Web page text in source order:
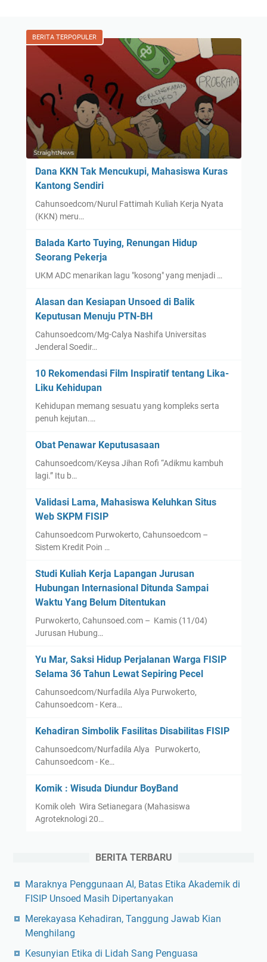
BERITA TERPOPULER
Dana KKN Tak Mencukupi, Mahasiswa Kuras
Kantong Sendiri
Cahunsoedcom/Nurul Fattimah Kuliah Kerja Nyata
(KKN) meru…
Balada Karto Tuying, Renungan Hidup
Seorang Pekerja
UKM ADC menarikan lagu "kosong" yang menjadi …
Alasan dan Kesiapan Unsoed di Balik
Keputusan Menuju PTN-BH
Cahunsoedcom/Mg-Calya Nashifa Universitas
Jenderal Soedir…
10 Rekomendasi Film Inspiratif tentang Lika-
Liku Kehidupan
Kehidupan memang sesuatu yang kompleks serta
penuh kejutan.…
Obat Penawar Keputusasaan
Cahunsoedcom/Keysa Jihan Rofi “Adikmu kambuh
lagi.” Itu b…
Validasi Lama, Mahasiswa Keluhkan Situs
Web SKPM FISIP
Cahunsoedcom Purwokerto, Cahunsoedcom –
Sistem Kredit Poin …
Studi Kuliah Kerja Lapangan Jurusan
Hubungan Internasional Ditunda Sampai
Waktu Yang Belum Ditentukan
Purwokerto, Cahunsoed.com – Kamis (11/04)
Jurusan Hubung…
Yu Mar, Saksi Hidup Perjalanan Warga FISIP
Selama 36 Tahun Lewat Sepiring Pecel
Cahunsoedcom/Nurfadila Alya Purwokerto,
Cahunsoedcom - Kera…
Kehadiran Simbolik Fasilitas Disabilitas FISIP
Cahunsoedcom/Nurfadila Alya Purwokerto,
Cahunsoedcom - Ke…
Komik : Wisuda Diundur BoyBand
Komik oleh Wira Setianegara (Mahasiswa
Agroteknologi 20…
BERITA TERBARU
Maraknya Penggunaan AI, Batas Etika Akademik di
FISIP Unsoed Masih Dipertanyakan
Merekayasa Kehadiran, Tanggung Jawab Kian
Menghilang
Kesunyian Etika di Lidah Sang Penguasa